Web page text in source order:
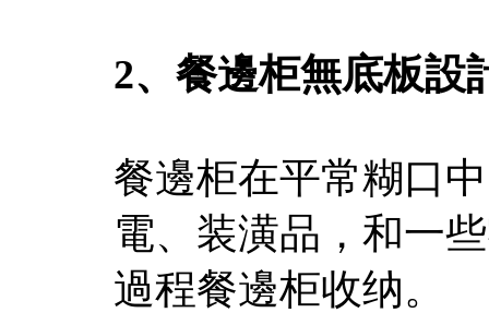
2、餐邊柜無底板設
餐邊柜在平常糊口
電、装潢品，和一
過程餐邊柜收纳。